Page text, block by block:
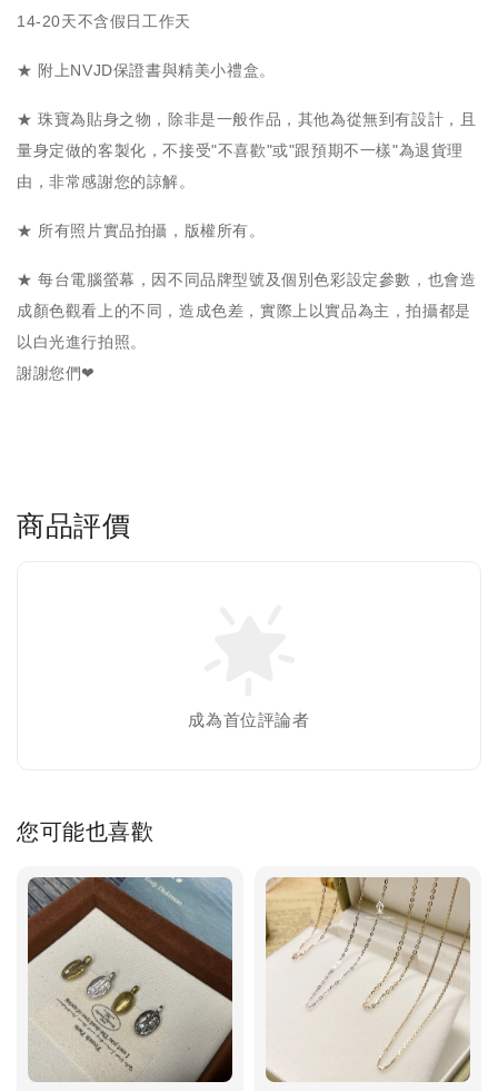
14-20天不含假日工作天
★ 附上NVJD保證書與精美小禮盒。
★ 珠寶為貼身之物，除非是一般作品，其他為從無到有設計，且
量身定做的客製化，不接受"不喜歡"或"跟預期不一樣"為退貨理
由，非常感謝您的諒解。
★ 所有照片實品拍攝，版權所有。
★ 每台電腦螢幕，因不同品牌型號及個別色彩設定參數，也會造
成顏色觀看上的不同，造成色差，實際上以實品為主，拍攝都是
以白光進行拍照。
謝謝您們❤
商品評價
成為首位評論者
您可能也喜歡